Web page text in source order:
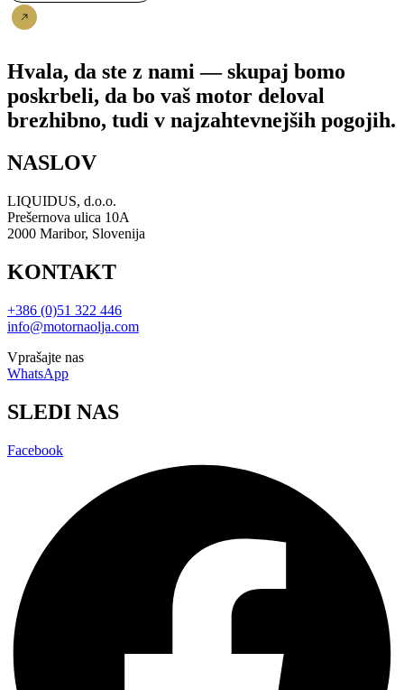
Hvala, da ste z nami — skupaj bomo
poskrbeli, da bo vaš motor deloval
brezhibno, tudi v najzahtevnejših pogojih.
NASLOV
LIQUIDUS, d.o.o.
Prešernova ulica 10A
2000 Maribor, Slovenija
KONTAKT
+386 (0)51 322 446
info@motornaolja.com
Vprašajte nas
WhatsApp
SLEDI NAS
Facebook